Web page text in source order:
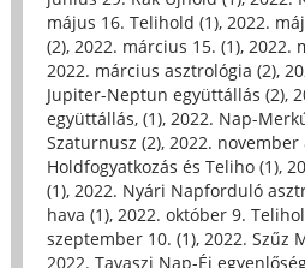
május 16. Telihold (1), 2022.
(2), 2022. március 15. (1), 2022.
2022. március asztrológia (2),
Jupiter-Neptun együttállás (2),
együttállás, (1), 2022. Nap-
Szaturnusz (2), 2022. november
Holdfogyatkozás és Teliho (1),
(1), 2022. Nyári Napforduló
hava (1), 2022. október 9.
szeptember 10. (1), 2022. Szűz
2022. Tavaszi Nap-Éj